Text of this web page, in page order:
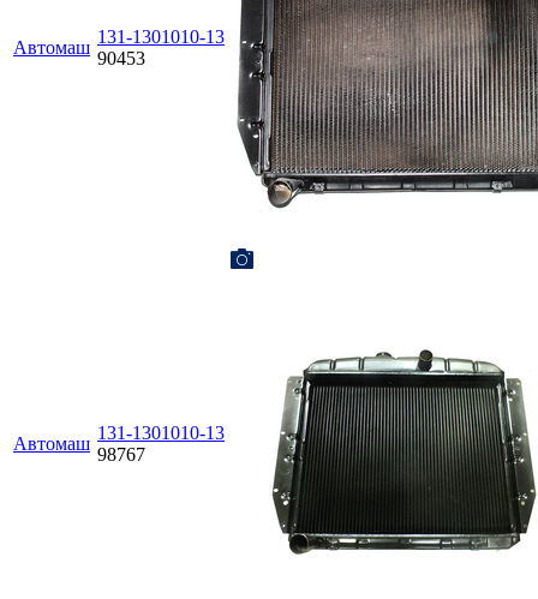
Автомаш
131-1301010-13
90453
Автомаш
131-1301010-13
98767